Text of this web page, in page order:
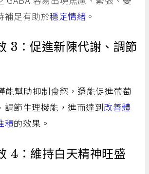
補足有助於穩定情緒 。
3：促進新陳代謝、調節
能幫助抑制食慾，還能促進葡萄
調節生理機能，進而達到改善體
積的效果。
4：維持白天精神旺盛